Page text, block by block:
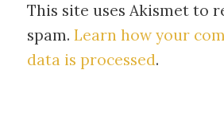
This site uses Akismet to
spam. Learn how your
data is processed.